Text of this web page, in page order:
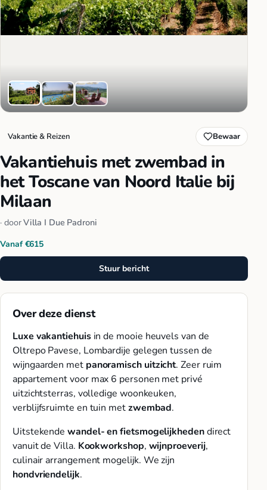
Vakantie & Reizen Bewaar
Vakantiehuis met zwembad in
het Toscane van Noord Italie bij
Milaan
· doorVilla I Due Padroni
Vanaf €615
Stuur bericht
Over deze dienst
Luxe vakantiehuisin de mooie heuvels van de
Oltrepo Pavese, Lombardije gelegen tussen de
wijngaarden met panoramisch uitzicht. Zeer ruim
appartement voor max 6 personen met privé
uitzichtsterras, volledige woonkeuken,
verblijfsruimte en tuin metzwembad.
Uitstekendewandel- en fietsmogelijkhedendirect
vanuit de Villa. Kookworkshop, wijnproeverij,
culinair arrangement mogelijk. We zijn
hondvriendelijk.